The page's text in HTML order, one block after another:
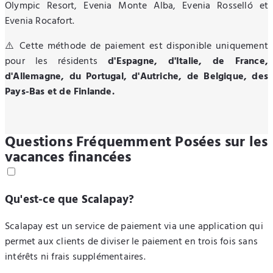
Olympic Resort, Evenia Monte Alba, Evenia Rosselló et
Evenia Rocafort.
⚠️ Cette méthode de paiement est disponible uniquement
pour les résidentsd'Espagne, d'Italie, de France,
d'Allemagne, du Portugal, d'Autriche, de Belgique, des
Pays-Bas et de Finlande.
Questions Fréquemment Posées sur les
vacances financées
Qu'est-ce que Scalapay?
Scalapay est un service de paiement via une application qui
permet aux clients de diviser le paiement en trois fois sans
intérêts ni frais supplémentaires.